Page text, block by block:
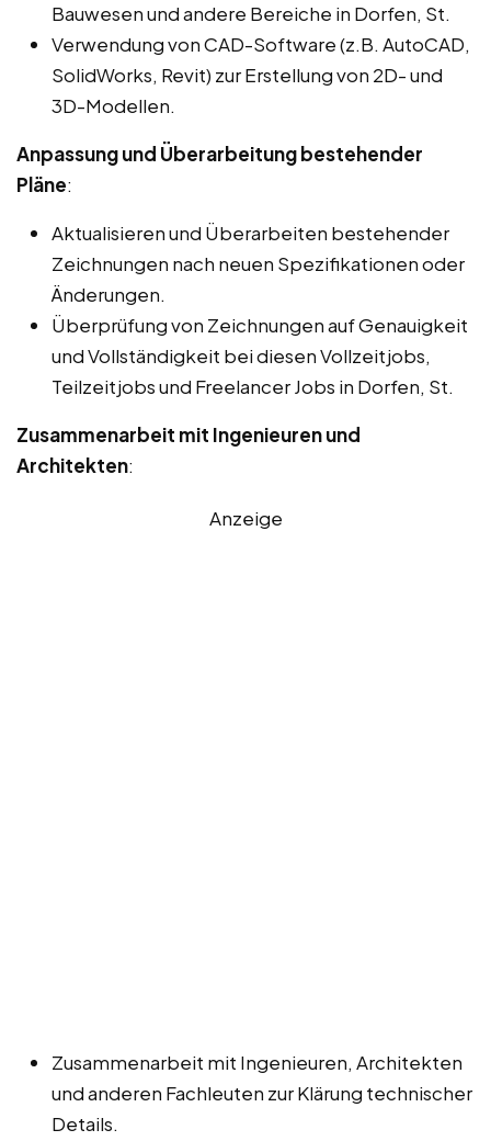
Bauwesen und andere Bereiche in Dorfen, St.
Verwendung von CAD-Software (z.B. AutoCAD,
SolidWorks, Revit) zur Erstellung von 2D- und
3D-Modellen.
Anpassung und Überarbeitung bestehender
Pläne:
Aktualisieren und Überarbeiten bestehender
Zeichnungen nach neuen Spezifikationen oder
Änderungen.
Überprüfung von Zeichnungen auf Genauigkeit
und Vollständigkeit bei diesen Vollzeitjobs,
Teilzeitjobs und Freelancer Jobs in Dorfen, St.
Zusammenarbeit mit Ingenieuren und
Architekten:
Anzeige
Zusammenarbeit mit Ingenieuren, Architekten
und anderen Fachleuten zur Klärung technischer
Details.